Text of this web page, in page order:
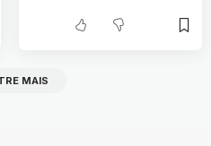
MAIS